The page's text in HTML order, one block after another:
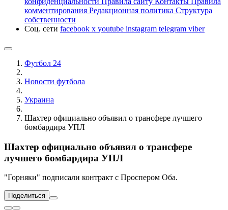
комментирования Редакционная политика Структура
собственности
Соц. сети facebook x youtube instagram telegram viber
Футбол 24
Новости футбола
Украина
Шахтер официально объявил о трансфере лучшего
бомбардира УПЛ
Шахтер официально объявил о трансфере
лучшего бомбардира УПЛ
"Горняки" подписали контракт с Проспером Оба.
Поделиться